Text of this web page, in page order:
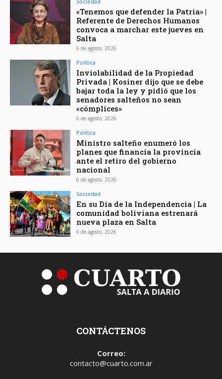
«Tenemos que defender la Patria» |
Referente de Derechos Humanos
convoca a marchar este jueves en
Salta
6 de agosto, 2026
Política
Inviolabilidad de la Propiedad
Privada | Kosiner dijo que se debe
bajar toda la ley y pidió que los
senadores salteños no sean
«cómplices»
6 de agosto, 2026
Política
Ministro salteño enumeró los
planes que financia la provincia
ante el retiro del gobierno
nacional
6 de agosto, 2026
Sociedad
En su Día de la Independencia | La
comunidad boliviana estrenará
nueva plaza en Salta
6 de agosto, 2026
CONTÁCTENOS
Correo:
contacto@cuarto.com.ar